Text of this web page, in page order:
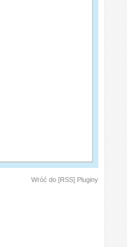
Wróć do [RSS] Pluginy